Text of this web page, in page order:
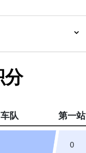
分
车队 第一站
0